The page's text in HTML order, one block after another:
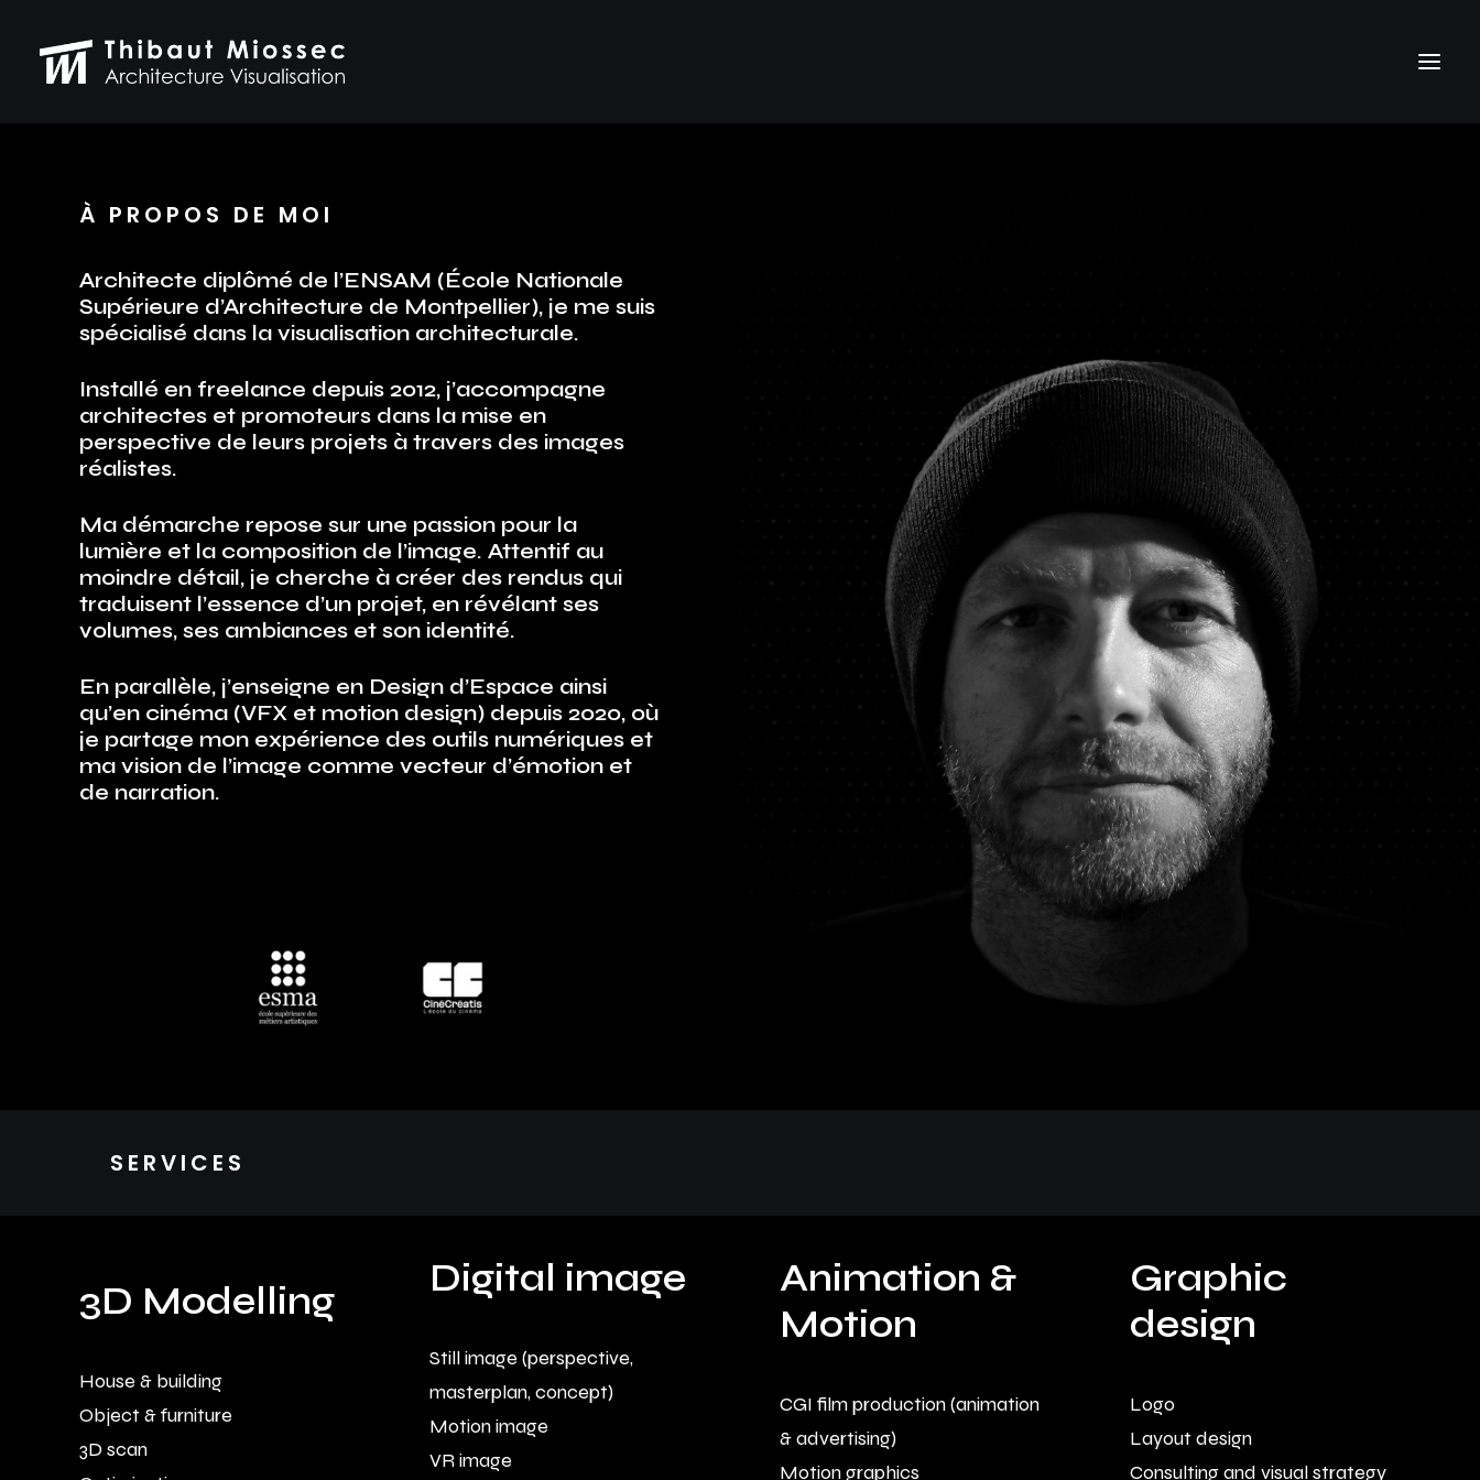
À PROPOS DE MOI
Architecte diplômé de l’ENSAM (École Nationale
Supérieure d’Architecture de Montpellier), je me suis
spécialisé dans la visualisation architecturale.
Installé en freelance depuis 2012, j’accompagne
architectes et promoteurs dans la mise en
perspective de leurs projets à travers des images
réalistes.
Ma démarche repose sur une passion pour la
lumière et la composition de l’image. Attentif au
moindre détail, je cherche à créer des rendus qui
traduisent l’essence d’un projet, en révélant ses
volumes, ses ambiances et son identité.
En parallèle, j’enseigne en Design d’Espace ainsi
qu’en cinéma (VFX et motion design) depuis 2020, où
je partage mon expérience des outils numériques et
ma vision de l’image comme vecteur d’émotion et
de narration.
SERVICES
3D Modelling
House & building
Object & furniture
3D scan
Digital image
Still image (perspective,
masterplan, concept)
Motion image
VR image
Animation &
Motion
CGI film production (animation
& advertising)
Motion graphics
Graphic
design
Logo
Layout design
Consulting and visual strategy